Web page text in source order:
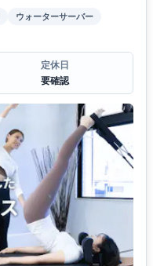
ウォーターサーバー
定休日
要確認